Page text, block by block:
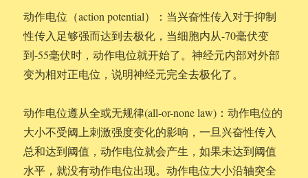
动作电位（action potential）：当兴奋性传入对于抑制
性传入足够强而达到去极化，当细胞内从-70毫伏变
到-55毫伏时，动作电位就开始了。神经元内部对外部
变为相对正电位，说明神经元完全去极化了。
动作电位遵从全或无规律(all-or-none law)：动作电位的
大小不受阈上刺激强度变化的影响，一旦兴奋性传入
总和达到阈值，动作电位就会产生，如果未达到阈值
水平，就没有动作电位出现。动作电位大小沿轴突全